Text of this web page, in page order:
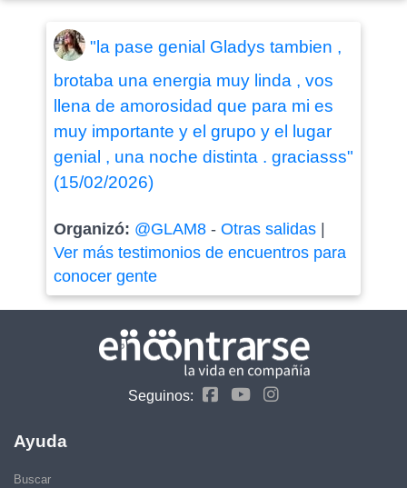
"la pase genial Gladys tambien ,
brotaba una energia muy linda , vos
llena de amorosidad que para mi es
muy importante y el grupo y el lugar
genial , una noche distinta . graciasss"
(15/02/2026)
Organizó: @GLAM8- Otras salidas|
Ver más testimonios de encuentros para
conocer gente
Seguinos:
Ayuda
Buscar